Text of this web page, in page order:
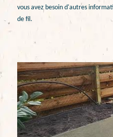
vous avez besoin d'autres
de fil.